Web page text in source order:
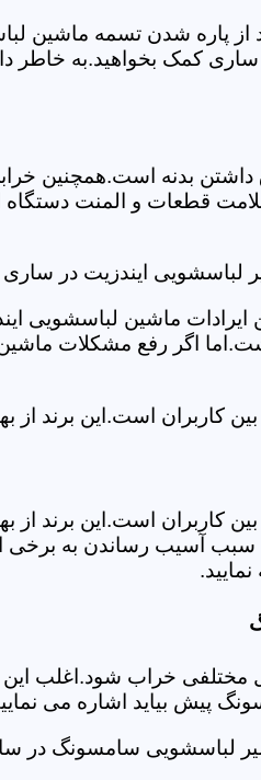
شدن تسمه ماشین
کمک بخواهید.به خاطر
بدنه است.همچنین
قطعات و المنت
لباسشویی ایندزیت در ساری
ماشین لباسشویی
اگر رفع مشکلات
کاربران است.این برند
کاربران است.این برند
سبب آسیب رساندن به
خراب شود.اغلب این
پیش بیاید اشاره می
لباسشویی سامسونگ در